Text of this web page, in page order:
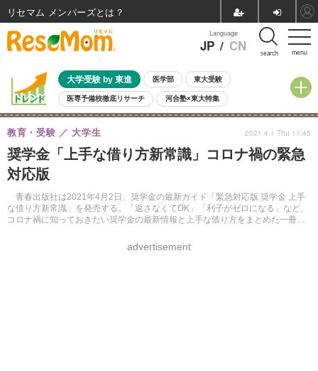
menu
Language
JP / CN search
大学受験 by 東進 医学部 東大受験
医専予備校徹底リサーチ 河合塾×東大特集
親子で考える大学選び 高校受験 中学受験 小学校受験
共通テスト 夏休み
8月開催イベント・WS 全国公立高校 過去問 人気記事
自由研究教材（小学生向け）
奨学金「上手な借り方新常識」コロナ禍の緊急
対応版
青春出版社は2021年4月2日、奨学金の最新ガイド「緊急対応版 奨学金 上手
な借り方新常識」を発売する。「返さなくてOK」「利子がゼロになる」など、
コロナ禍に知っておきたい奨学金の最新情報と上手な借り方をまとめた一冊。
教育・受験 大学生
advertisement
2021.4.1 Thu 11:45
リセマム メンバーズ